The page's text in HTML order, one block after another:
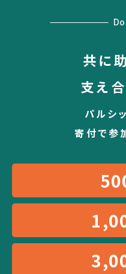
共に
支え
パルシ
寄付で参